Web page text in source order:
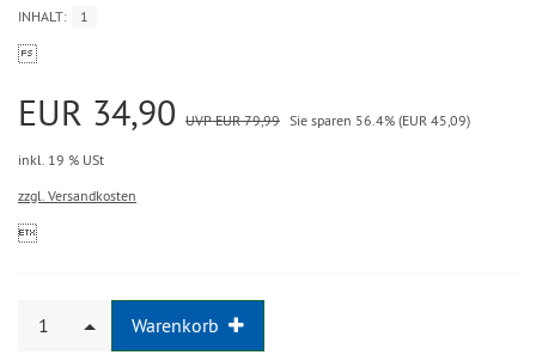
INHALT: 1
EUR 34,90 UVP EUR 79,99 Sie sparen 56.4% (EUR 45,09)
inkl. 19 % USt
zzgl. Versandkosten

1 Warenkorb